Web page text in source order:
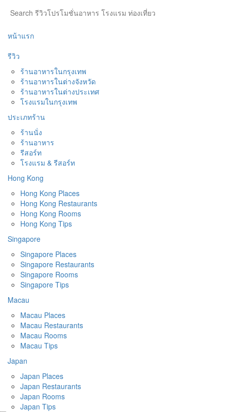
หน้าแรก
รีวิว
ร้านอาหารในกรุงเทพ
ร้านอาหารในต่างจังหวัด
ร้านอาหารในต่างประเทศ
โรงแรมในกรุงเทพ
ประเภทร้าน
ร้านนั่ง
ร้านอาหาร
รีสอร์ท
โรงแรม & รีสอร์ท
Hong Kong
Hong Kong Places
Hong Kong Restaurants
Hong Kong Rooms
Hong Kong Tips
Singapore
Singapore Places
Singapore Restaurants
Singapore Rooms
Singapore Tips
Macau
Macau Places
Macau Restaurants
Macau Rooms
Macau Tips
Japan
Japan Places
Japan Restaurants
Japan Rooms
Japan Tips